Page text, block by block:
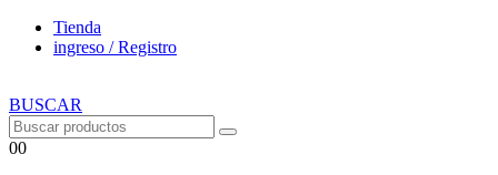
Tienda
ingreso / Registro
BUSCAR
00